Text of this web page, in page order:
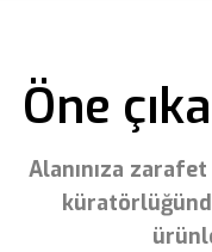
Öne
Alanınıza